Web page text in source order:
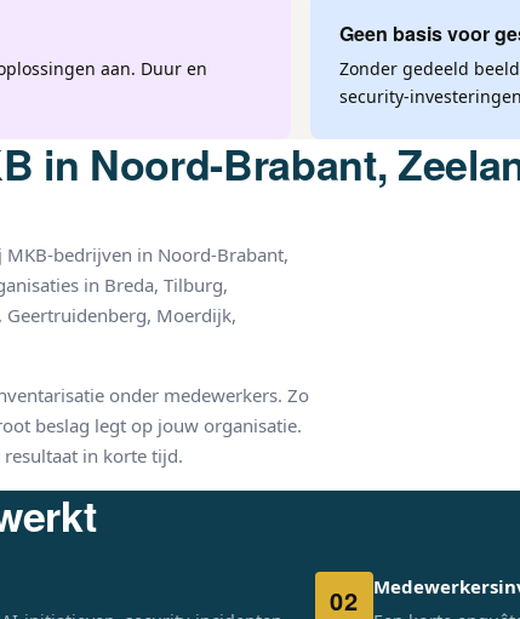
aan. Duur en
Geen basis voor
Zonder gedeeld
security-
in Noord-Brabant,
bedrijven in Noord-Brabant,
in Breda, Tilburg,
Geertruidenberg, Moerdijk,
onder medewerkers. Zo
beslag legt op jouw organisatie.
resultaat in korte tijd.
02